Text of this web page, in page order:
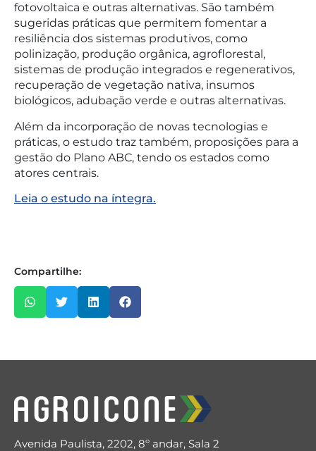
fotovoltaica e outras alternativas. São também
sugeridas práticas que permitem fomentar a
resiliência dos sistemas produtivos, como
polinização, produção orgânica, agroflorestal,
sistemas de produção integrados e regenerativos,
recuperação de vegetação nativa, insumos
biológicos, adubação verde e outras alternativas.
Além da incorporação de novas tecnologias e
práticas, o estudo traz também, proposições para a
gestão do Plano ABC, tendo os estados como
atores centrais.
Leia o estudo na íntegra.
Compartilhe:
Avenida Paulista, 2202, 8º andar, Sala 2